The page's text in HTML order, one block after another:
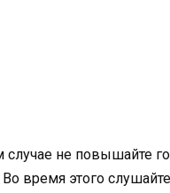
не повышайте
время этого